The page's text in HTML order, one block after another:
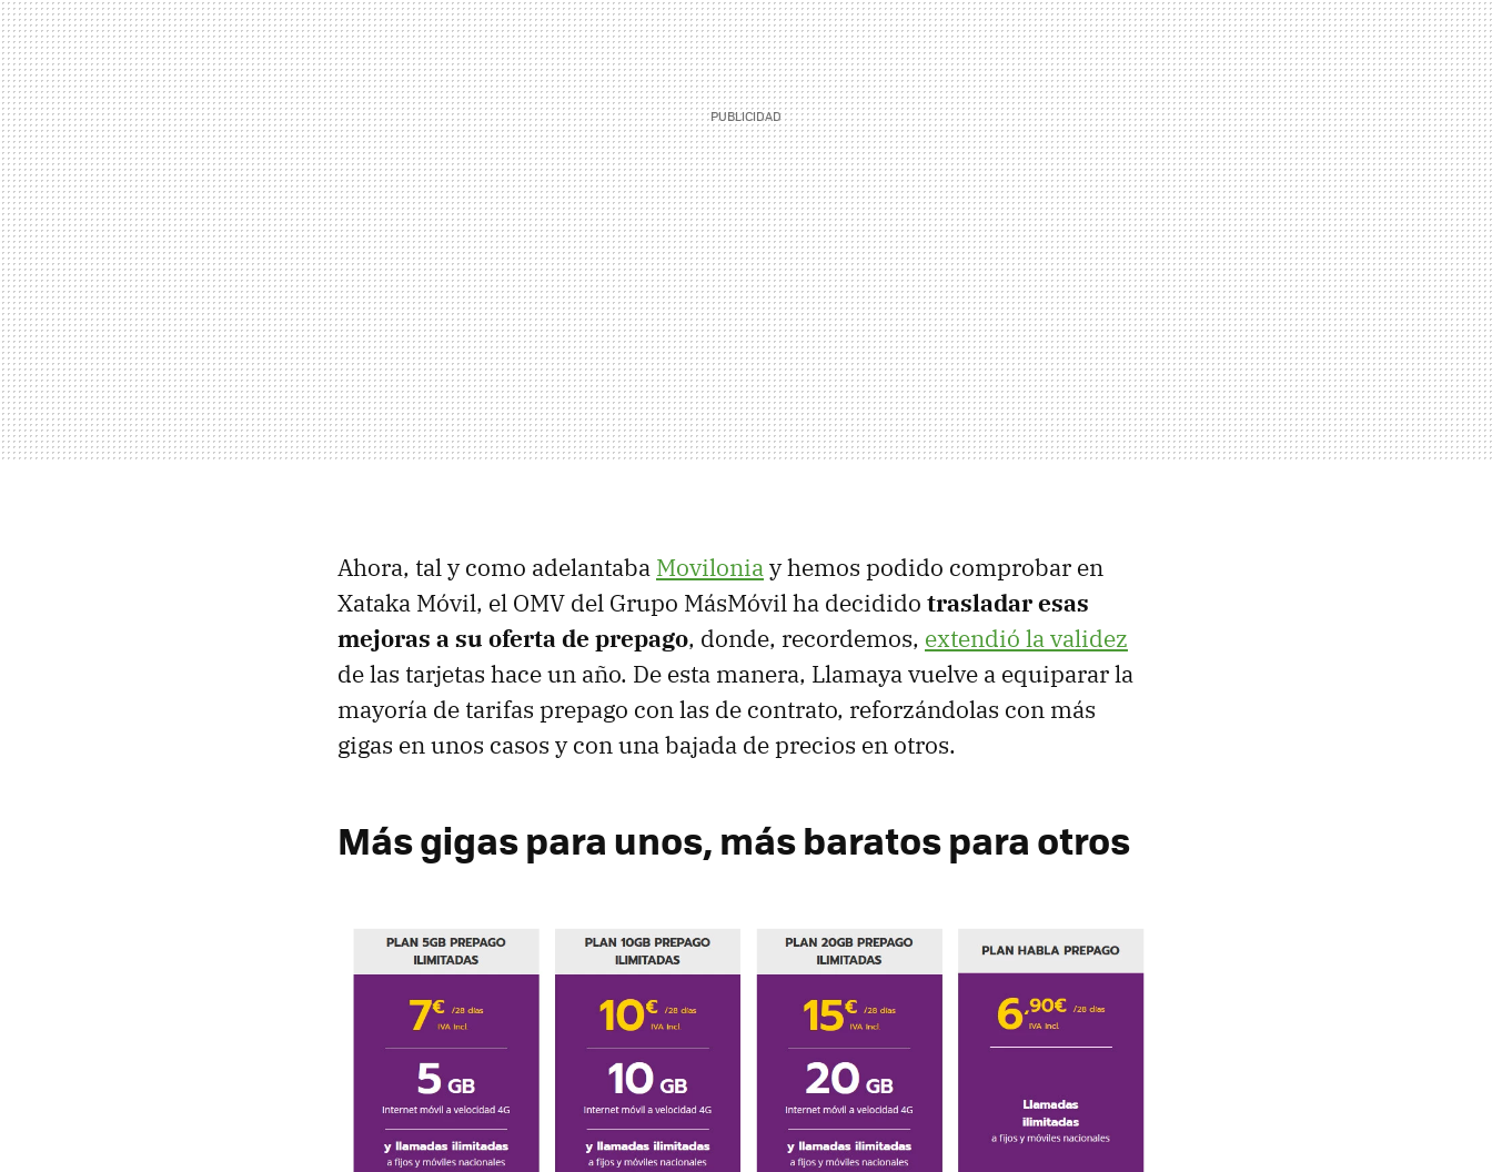
Ahora, tal y como adelantaba Movilonia y hemos podido comprobar en
Xataka Móvil, el OMV del Grupo MásMóvil ha decidido trasladar esas
mejoras a su oferta de prepago, donde, recordemos, extendió la validez
de las tarjetas hace un año. De esta manera, Llamaya vuelve a equiparar la
mayoría de tarifas prepago con las de contrato, reforzándolas con más
gigas en unos casos y con una bajada de precios en otros.
Más gigas para unos, más baratos para otros